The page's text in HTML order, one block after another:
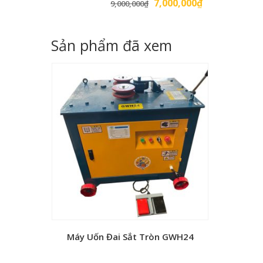
9,000,000₫ Giá
9,000,000₫.
7,000,000₫Giá
Sản phẩm đã xem
Máy Uốn Đai Sắt Tròn GWH24